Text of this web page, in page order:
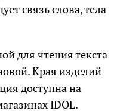
связь слова, тела
для чтения текста
Края изделий
доступна на
IDOL.